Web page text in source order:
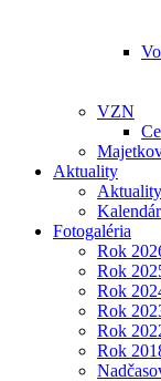
VZN
Aktuality
Aktuality
Fotogaléria
Rok
Rok
Rok
Rok
Rok
Rok